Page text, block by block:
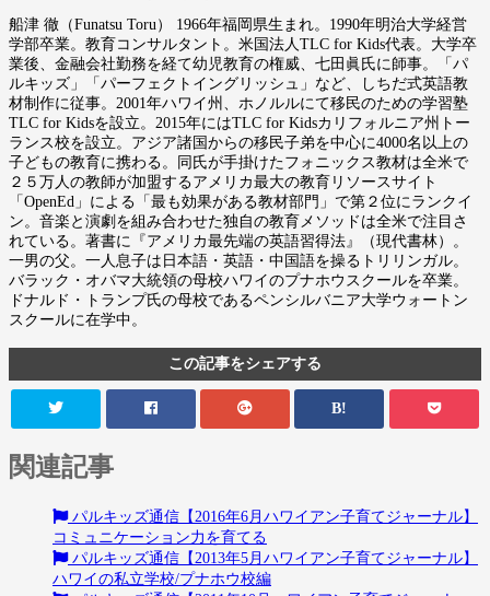
船津 徹（Funatsu Toru） 1966年福岡県生まれ。1990年明治大学経営
学部卒業。教育コンサルタント。米国法人TLC for Kids代表。大学卒
業後、金融会社勤務を経て幼児教育の権威、七田眞氏に師事。「パ
ルキッズ」「パーフェクトイングリッシュ」など、しちだ式英語教
材制作に従事。2001年ハワイ州、ホノルルにて移民のための学習塾
TLC for Kidsを設立。2015年にはTLC for Kidsカリフォルニア州トー
ランス校を設立。アジア諸国からの移民子弟を中心に4000名以上の
子どもの教育に携わる。同氏が手掛けたフォニックス教材は全米で
２５万人の教師が加盟するアメリカ最大の教育リソースサイト
「OpenEd」による「最も効果がある教材部門」で第２位にランクイ
ン。音楽と演劇を組み合わせた独自の教育メソッドは全米で注目さ
れている。著書に『アメリカ最先端の英語習得法』（現代書林）。
一男の父。一人息子は日本語・英語・中国語を操るトリリンガル。
バラック・オバマ大統領の母校ハワイのプナホウスクールを卒業。
ドナルド・トランプ氏の母校であるペンシルバニア大学ウォートン
スクールに在学中。
この記事をシェアする
B!
関連記事
パルキッズ通信【2016年6月ハワイアン子育てジャーナル】
コミュニケーション力を育てる
パルキッズ通信【2013年5月ハワイアン子育てジャーナル】
ハワイの私立学校/プナホウ校編